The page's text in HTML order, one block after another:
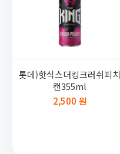
롯데)핫식스더킹크러쉬피치
캔355ml
2,500 원